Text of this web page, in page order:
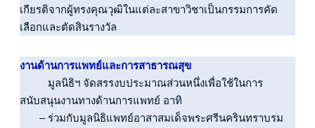
เกียรติจากผู้ทรงคุณวุฒิในแต่ละสาขาวิชาเป็นกรรมการคัด
เลือกและตัดสินรางวัล
งานด้านการแพทย์และการสาธารณสุข
สนับสนุนงานทางด้านการแพทย์ อาทิ